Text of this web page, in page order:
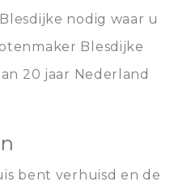
nodig waar u
Blesdijke
20 jaar Nederland
bent verhuisd en de